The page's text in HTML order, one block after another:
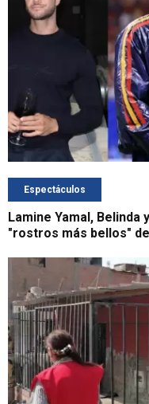
Espectáculos
Lamine Yamal,
"rostros más bellos"